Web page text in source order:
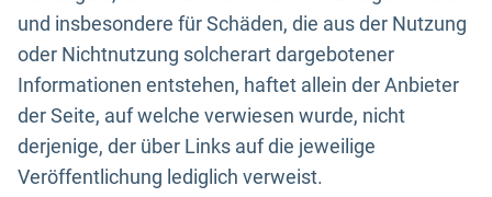
und insbesondere für Schäden, die aus der Nutzung
oder Nichtnutzung solcherart dargebotener
Informationen entstehen, haftet allein der Anbieter
der Seite, auf welche verwiesen wurde, nicht
derjenige, der über Links auf die jeweilige
Veröffentlichung lediglich verweist.